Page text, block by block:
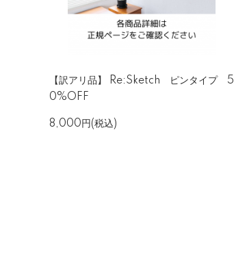
【訳アリ品】 Re:Sketch ピンタイプ 5
0%OFF
8,000円(税込)